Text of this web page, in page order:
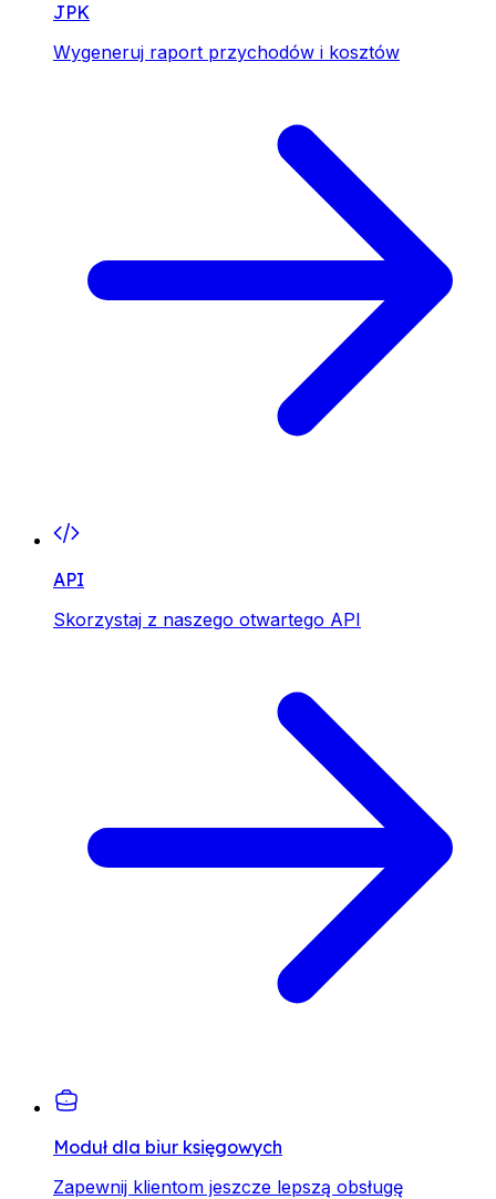
JPK
Wygeneruj raport przychodów i kosztów
API
Skorzystaj z naszego otwartego API
Moduł dla biur księgowych
Zapewnij klientom jeszcze lepszą obsługę